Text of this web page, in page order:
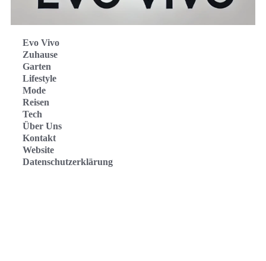
Evo Vivo
Zuhause
Garten
Lifestyle
Mode
Reisen
Tech
Über Uns
Kontakt
Website
Datenschutzerklärung